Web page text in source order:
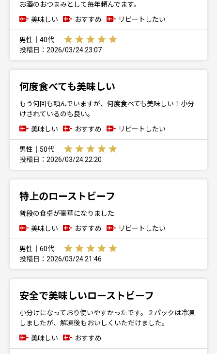
お酒のおつまみとして毎年頼んでます。
美味しい
おすすめ リピートしたい
男性｜40代
投稿日：2026/03/24 23:07
何度食べても美味しい
もう何回も頼んでいますが、何度食べても美味しい！小分
けされているのも良い。
美味しい
おすすめ リピートしたい
男性｜50代
投稿日：2026/03/24 22:20
特上のローストビーフ
普段の食卓が豪華になりました
美味しい
おすすめ リピートしたい
男性｜60代
投稿日：2026/03/24 21:46
安全で美味しいローストビーフ
小分けになっており使いやすかったです。２パックは冷凍
しましたが、解凍後もおいしくいただけました。
美味しい
おすすめ